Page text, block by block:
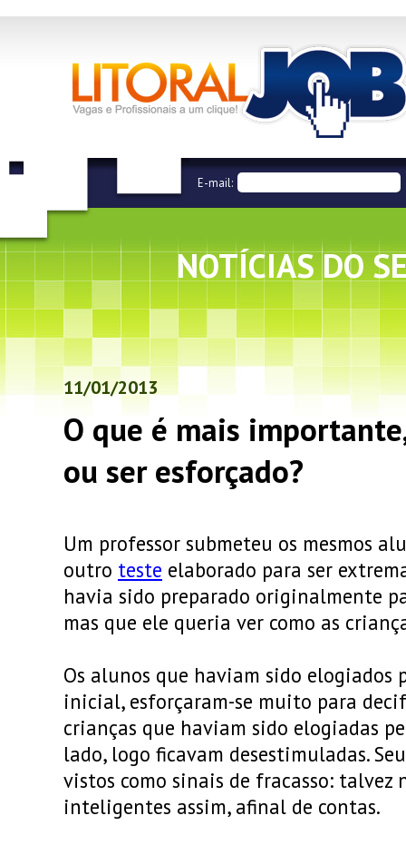
E-mail:
NOTÍCIAS DO
11/01/2013
O que é mais
ou ser esforçado?
Um professor submeteu os mesmos
outro teste elaborado para ser
havia sido preparado originalmente
mas que ele queria ver como as
Os alunos que haviam sido elogiados
inicial, esforçaram-se muito para
crianças que haviam sido elogiadas
lado, logo ficavam desestimuladas.
vistos como sinais de fracasso: talvez
inteligentes assim, afinal de contas.